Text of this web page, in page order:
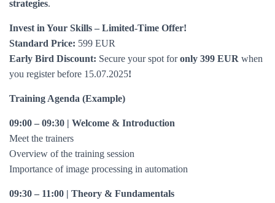
strategies.
Invest in Your Skills – Limited-Time Offer!
Standard Price: 599 EUR
Early Bird Discount: Secure your spot foronly 399 EUR when
you register before 15.07.2025!
Training Agenda (Example)
09:00 – 09:30 | Welcome & Introduction
Meet the trainers
Overview of the training session
Importance of image processing in automation
09:30 – 11:00 | Theory & Fundamentals